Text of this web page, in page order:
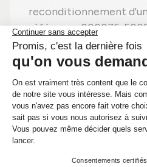
reconditionnement
référence 800075-
Étape 1 :Démontage
Étape 2 :Nettoyage
éliminer toute
Étape 3 :Contrôle
composant ;